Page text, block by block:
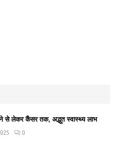
से लेकर कैंसर तक, अद्भुत स्वास्थ्य लाभ
0